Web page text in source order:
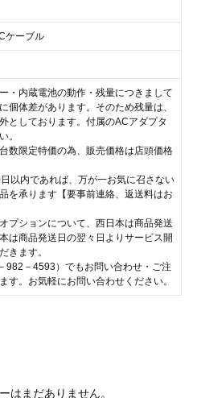
ケーブル
・内蔵電池の動作・残量につきまして
個体差があります。そのため残量は、
としております。付属のACアダプタ
。
数限定特価の為、販売価格は店頭価格
以内であれば、万が一お気に召さない
を承ります【要事前連絡、返送料はお
プションについて、西日本は商品発送
は商品発送日の翌々日よりサービス開
きます。
982－4593）でもお問い合わせ・ご注
す。お気軽にお問い合わせください。
はまだありません。